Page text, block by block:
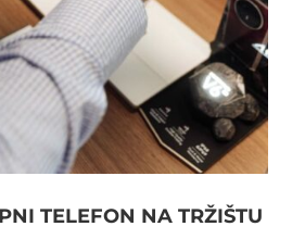
TELEFON NA TRŽIŠTU